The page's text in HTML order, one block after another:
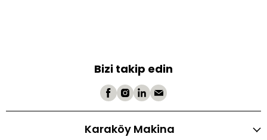
Bizi takip edin
Karaköy Makina